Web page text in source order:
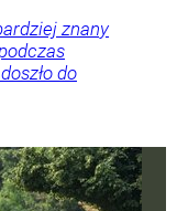
znany
do